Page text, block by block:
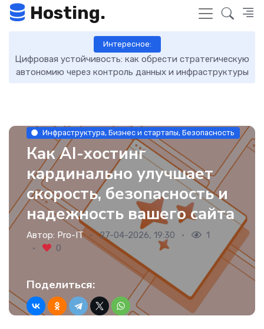
Hosting.
Интересное:
устойчивость: как обрести стратегическую
через контроль данных и инфраструктуры
DNS-записи:
Инфраструктура, Бизнес и стартапы, Безопасность
Как AI-хостинг
кардинально улучшает
скорость, безопасность и
надежность вашего сайта
Автор: Pro-IT 27-04-2026, 19:30
1
0
Поделиться: